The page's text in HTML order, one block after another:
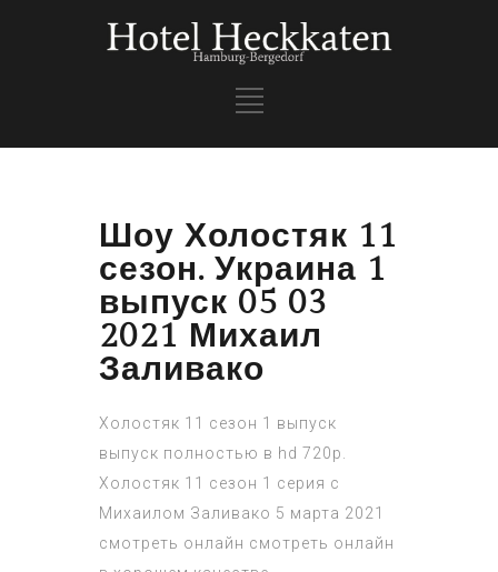
Шоу Холостяк 11
сезон. Украина 1
выпуск 05 03
2021 Михаил
Заливако
Холостяк 11 сезон 1 выпуск
выпуск полностью в hd 720p.
Холостяк 11 сезон 1 серия с
Михаилом Заливако 5 марта 2021
смотреть онлайн смотреть онлайн